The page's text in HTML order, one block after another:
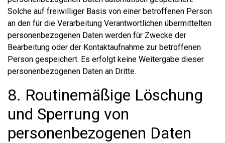
Solche auf freiwilliger Basis von einer betroffenen Person
an den für die Verarbeitung Verantwortlichen übermittelten
personenbezogenen Daten werden für Zwecke der
Bearbeitung oder der Kontaktaufnahme zur betroffenen
Person gespeichert. Es erfolgt keine Weitergabe dieser
personenbezogenen Daten an Dritte.
8. Routinemäßige Löschung
und Sperrung von
personenbezogenen Daten